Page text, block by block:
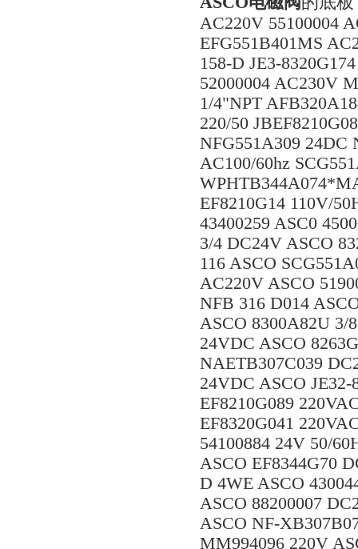
AC220V 55100004
EFG551B401MS
158-D JE3-
52000004 AC230V
1/4"NPT
220/50
NFG551A309 24DC
AC100/60hz
EF8210G14 110V/
43400259 ASC0
3/4 DC24V ASCO
116 ASCO
AC220V ASCO
NFB 316 D014
ASCO 8300A82U 3/
24VDC ASCO
NAETB307C039
24VDC ASCO
EF8210G089
EF8320G041
54100884 24V 50/
ASCO EF8344G70
D 4WE ASCO
ASCO 88200007
ASCO NF-
MM994096 220V